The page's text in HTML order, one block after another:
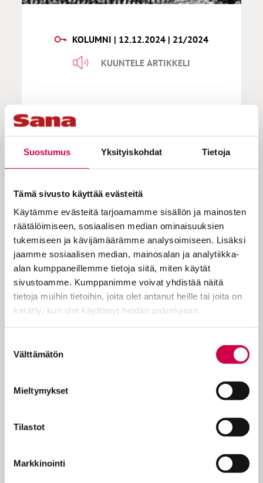
Suostumus Yksityiskohdat Tietoja
Tämä sivusto käyttää evästeitä
Käytämme evästeitä tarjoamamme sisällön ja mainosten
räätälöimiseen, sosiaalisen median ominaisuuksien
tukemiseen ja kävijämäärämme analysoimiseen. Lisäksi
jaamme sosiaalisen median, mainosalan ja analytiikka-
alan kumppaneillemme tietoja siitä, miten käytät
sivustoamme. Kumppanimme voivat yhdistää näitä
tietoja muihin tietoihin, joita olet antanut heille tai joita on
kerätty, kun olet käyttänyt heidän palvelujaan.
valinta
Välttämätön
Mieltymykset
Tilastot
Markkinointi
KOLUMNI | 12.12.2024 | 21/2024
KUUNTELE ARTIKKELI
Mazzarella | Miksi yhä useampi
lykkää raskauden yrittämistä,
”En todellakaan aio antaa biologisen kellon
ohjata itseäni.” Näin sanoi eräs opiskelija,
kun Hufvudstadsbladet haastatteli
kaupungilla nuoria professori Anna
Rotkirchin raportin pohjalta.
Tutkimuksessa käsiteltiin Suomen alhaista
syntyvyyttä. Vanhempana naisena
vastaukselle ei voi olla hymyilemättä, mutta
asia on itse asiassa hyvin…
KOKEILE KUUKAUSI